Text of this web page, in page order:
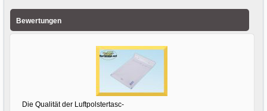
Bewertungen
Die Qualität der Luftpolstertasc-